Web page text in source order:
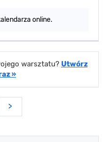
online.
warsztatu? Utwórz
»
>